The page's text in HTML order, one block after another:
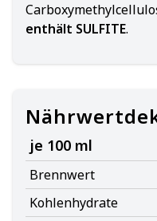
enthält SULFITE.
je 100 ml
Brennwert
Kohlenhydrate